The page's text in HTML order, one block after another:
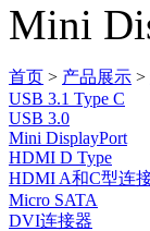
Mini
首页 > 产品展示 >
USB 3.1 Type C
USB 3.0
Mini DisplayPort
HDMI D Type
HDMI A和C型连
Micro SATA
DVI连接器